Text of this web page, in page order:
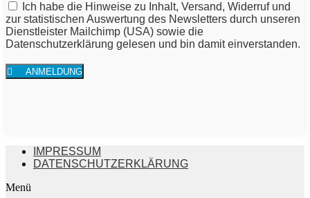
Ich habe die Hinweise zu Inhalt, Versand, Widerruf und
zur statistischen Auswertung des Newsletters durch unseren
Dienstleister Mailchimp (USA) sowie die
Datenschutzerklärung gelesen und bin damit einverstanden.
ANMELDUNG
IMPRESSUM
DATENSCHUTZERKLÄRUNG
Menü